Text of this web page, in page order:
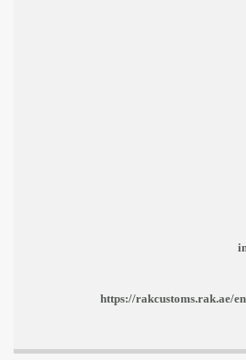
https://rakcustoms.rak.ae/